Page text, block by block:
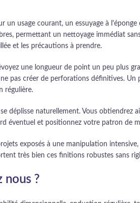
un usage courant, un essuyage à
permettant un nettoyage immédiat
et les précautions à prendre.
une longueur de point un peu plus
pas créer de perforations définitives.
régulière.
déplisse naturellement. Vous obtiendrez
éventuel et positionnez votre patron de
exposés à une manipulation
très bien ces finitions robustes sans
nous ?